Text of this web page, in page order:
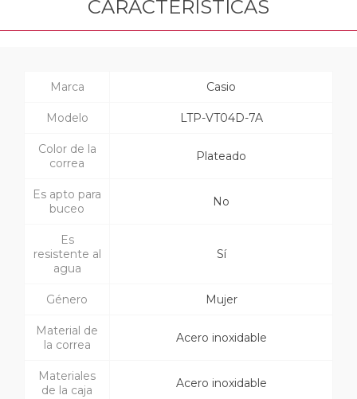
CARACTERÍSTICAS
Marca Casio
Modelo LTP-VT04D-7A
Color de la
correa
Plateado
Es apto para
buceo
No
Es
resistente al
agua
Sí
Género Mujer
Material de
la correa
Acero inoxidable
Materiales
de la caja
Acero inoxidable